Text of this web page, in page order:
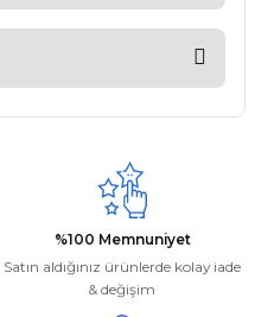
ederiz.
bulunuyor.
olmalı.
%100 Memnuniyet
Satın aldığınız ürünlerde kolay iade
& değişim